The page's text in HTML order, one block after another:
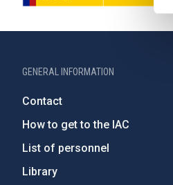
GENERAL INFORMATION
Contact
How to get to the IAC
List of personnel
Library